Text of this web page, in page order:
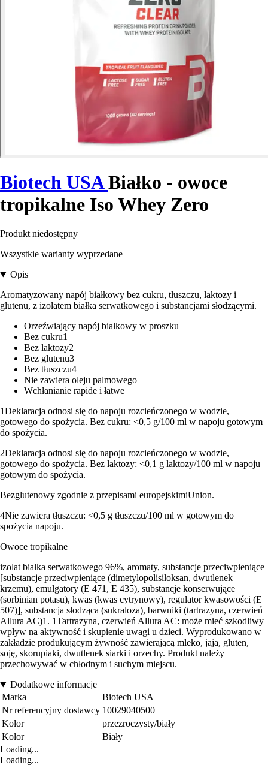
Biotech USABiałko - owoce
tropikalne Iso Whey Zero
Produkt niedostępny
Wszystkie warianty wyprzedane
Opis
Aromatyzowany napój białkowy bez cukru, tłuszczu, laktozy i
glutenu, z izolatem białka serwatkowego i substancjami słodzącymi.
Orzeźwiający napój białkowy w proszku
Bez cukru1
Bez laktozy2
Bez glutenu3
Bez tłuszczu4
Nie zawiera oleju palmowego
Wchłanianie rapide i łatwe
1Deklaracja odnosi się do napoju rozcieńczonego w wodzie,
gotowego do spożycia. Bez cukru: <0,5 g/100 ml w napoju gotowym
do spożycia.
2Deklaracja odnosi się do napoju rozcieńczonego w wodzie,
gotowego do spożycia. Bez laktozy: <0,1 g laktozy/100 ml w napoju
gotowym do spożycia.
Bezglutenowy zgodnie z przepisami europejskimiUnion.
4Nie zawiera tłuszczu: <0,5 g tłuszczu/100 ml w gotowym do
spożycia napoju.
Owoce tropikalne
izolat białka serwatkowego 96%, aromaty, substancje przeciwpieniące
[substancje przeciwpieniące (dimetylopolisiloksan, dwutlenek
krzemu), emulgatory (E 471, E 435), substancje konserwujące
(sorbinian potasu), kwas (kwas cytrynowy), regulator kwasowości (E
507)], substancja słodząca (sukraloza), barwniki (tartrazyna, czerwień
Allura AC)1. 1Tartrazyna, czerwień Allura AC: może mieć szkodliwy
wpływ na aktywność i skupienie uwagi u dzieci. Wyprodukowano w
zakładzie produkującym żywność zawierającą mleko, jaja, gluten,
soję, skorupiaki, dwutlenek siarki i orzechy. Produkt należy
przechowywać w chłodnym i suchym miejscu.
Dodatkowe informacje
Marka
Biotech USA
Nr referencyjny dostawcy 10029040500
Kolor
przezroczysty/biały
Kolor
Biały
Loading...
Loading...